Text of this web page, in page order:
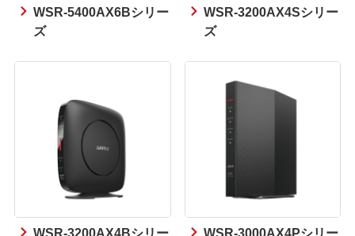
WSR-5400AX6Bシリー
ズ
WSR-3200AX4Sシリー
ズ
WSR-3200AX4Bシリー
WSR-3000AX4Pシリー